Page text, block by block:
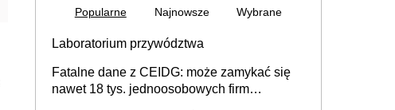
Popularne Najnowsze Wybrane
Laboratorium przywództwa
Fatalne dane z CEIDG: może zamykać się
nawet 18 tys. jednoosobowych firm